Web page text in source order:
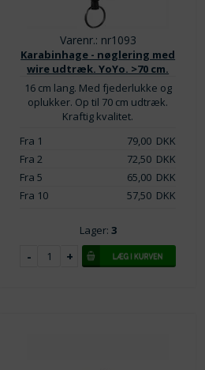
Varenr.: nr1093
Karabinhage - nøglering med
wire udtræk. YoYo. >70 cm.
16 cm lang. Med fjederlukke og
oplukker. Op til 70 cm udtræk.
Kraftig kvalitet.
Fra 1
79,00 DKK
Fra 2
72,50 DKK
Fra 5
65,00 DKK
Fra 10
57,50 DKK
Lager: 3